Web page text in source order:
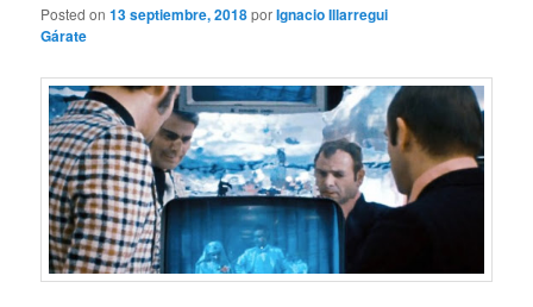
Posted on13 septiembre, 2018porIgnacio Illarregui
Gárate